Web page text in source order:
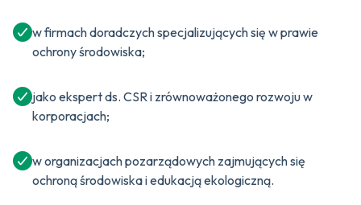
w firmach doradczych specjalizujących się w prawie
ochrony środowiska;
jako ekspert ds. CSR i zrównoważonego rozwoju w
korporacjach;
w organizacjach pozarządowych zajmujących się
ochroną środowiska i edukacją ekologiczną.